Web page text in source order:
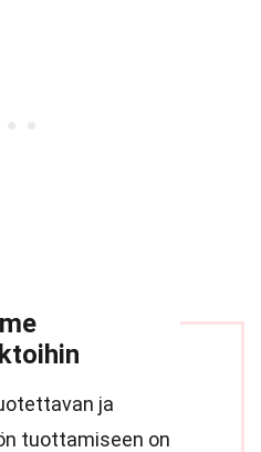
ja
tuottamiseen on